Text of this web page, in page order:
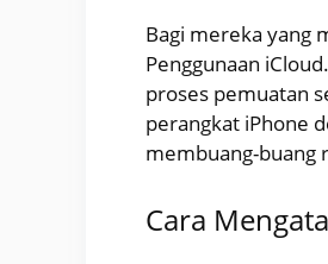
Bagi mereka yang
Penggunaan
proses pemuatan
perangkat iPhone
membuang-buang
Cara